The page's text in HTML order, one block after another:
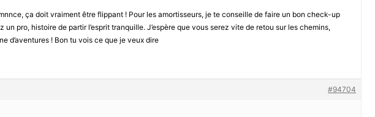
ça doit vraiment être flippant ! Pour les amortisseurs, je te conseille de faire un bon check-up
un pro, histoire de partir l’esprit tranquille. J’espère que vous serez vite de retou sur les chemins,
d’aventures ! Bon tu vois ce que je veux dire
#94704